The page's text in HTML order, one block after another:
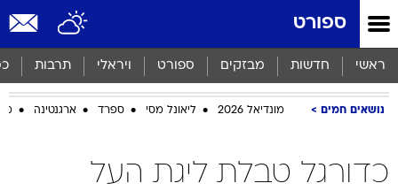
ספורט
ראשי חדשות מבזקים ספורט ויראלי תרבות
נושאים חמים מונדיאל 2026 ליאונל מסי ספרד ארגנטינה
כדורגל טבלת ליגת העל